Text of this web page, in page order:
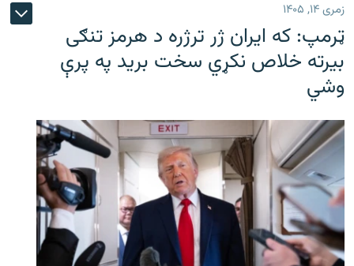
زمری ۱۴, ۱۴۰۵
ټرمپ: که ایران ژر ترژره د هرمز تنګی
بیرته خلاص نکړي سخت برید په پرې
وشي